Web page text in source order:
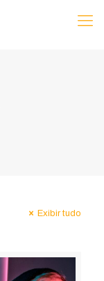
Exibir tudo